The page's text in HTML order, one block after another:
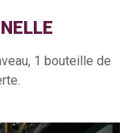
1 bouteille de